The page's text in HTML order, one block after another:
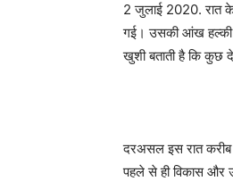
2 जुलाई 2020. रात
गई। उसकी आंख हल्की
खुशी बताती है कि कुछ
दरअसल इस रात
पहले से ही विकास और